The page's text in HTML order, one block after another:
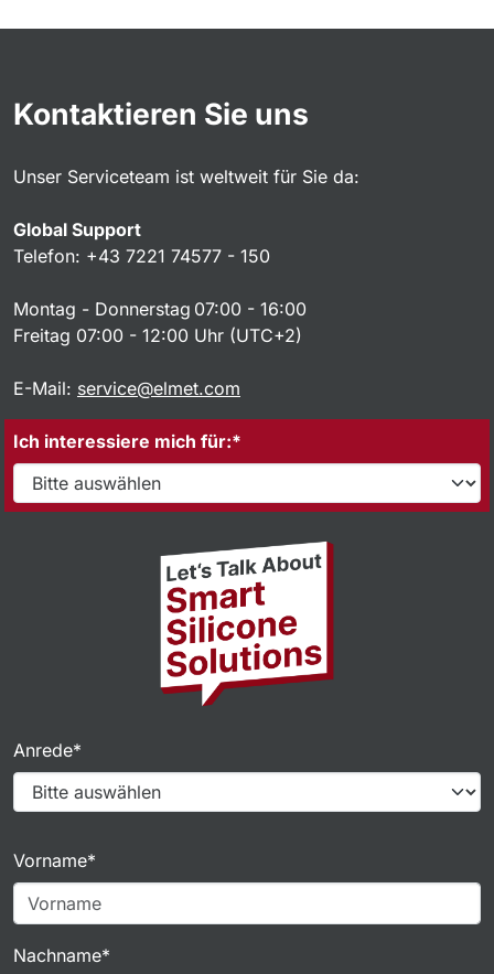
Kontaktieren Sie uns
Unser Serviceteam ist weltweit für Sie da:
Global Support
Telefon: +43 7221 74577 - 150
Montag - Donnerstag 07:00 - 16:00
Freitag 07:00 - 12:00 Uhr (UTC+2)
E-Mail: service@elmet.com
Ich interessiere mich für:*
Anrede*
Vorname*
Nachname*